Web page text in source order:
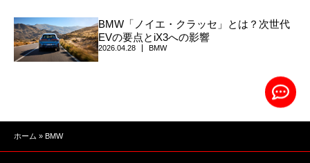
BMW「ノイエ・クラッセ」とは？次世代
EVの要点とiX3への影響
2026.04.28 BMW
ホーム » BMW